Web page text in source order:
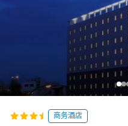
商务酒店